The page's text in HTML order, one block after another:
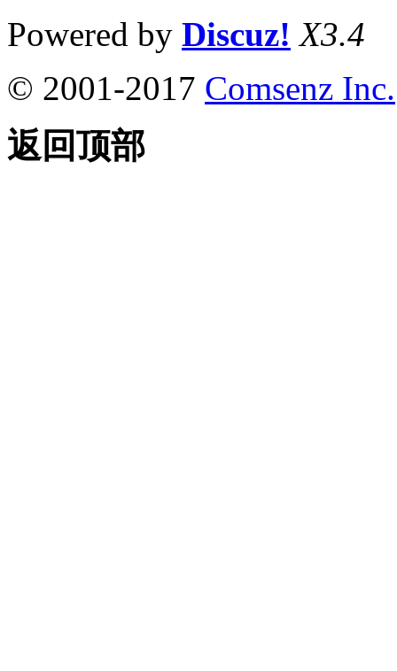
Powered by Discuz! X3.4
© 2001-2017 Comsenz Inc.
返回顶部